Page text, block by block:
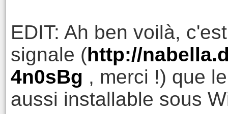
EDIT: Ah ben voilà,
signale (http://
4n0sBg , merci !) que
aussi installable sous